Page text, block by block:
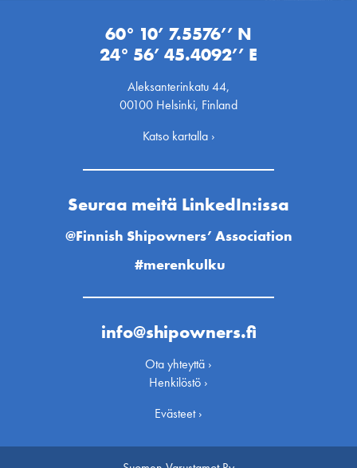
60° 10’ 7.5576’’ N
24° 56’ 45.4092’’ E
Aleksanterinkatu 44,
00100 Helsinki, Finland
Katso kartalla ›
Seuraa meitä LinkedIn:issa
@Finnish Shipowners’ Association
#merenkulku
info@shipowners.fi
Ota yhteyttä ›
Henkilöstö ›
Evästeet ›